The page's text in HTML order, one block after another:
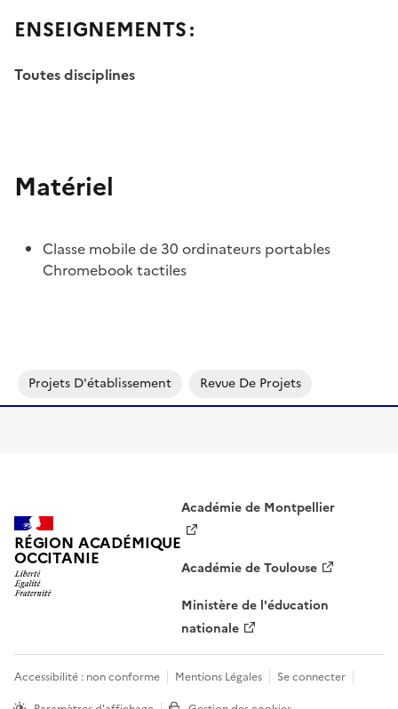
ENSEIGNEMENTS :
Toutes disciplines
Matériel
Classe mobile de 30 ordinateurs portables
Chromebook tactiles
Projets D'établissement Revue De Projets
RÉGION ACADÉMIQUE
OCCITANIE
Académie de Montpellier
Académie de Toulouse
Ministère de l'éducation
nationale
Accessibilité : non conforme Mentions Légales
Se connecter